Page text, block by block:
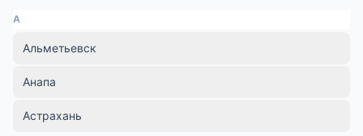
А
Альметьевск
Анапа
Астрахань